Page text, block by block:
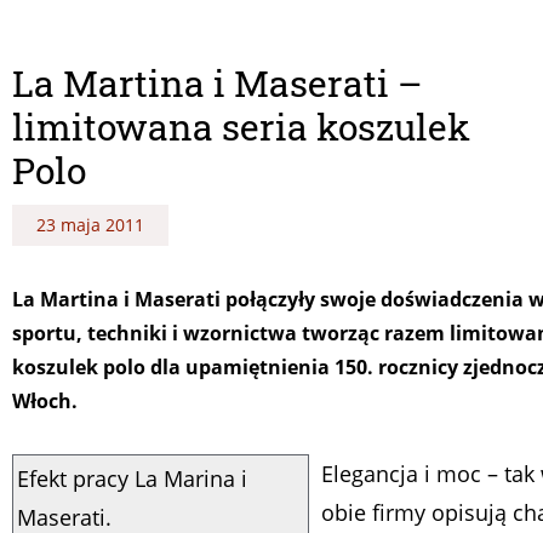
La Martina i Maserati –
limitowana seria koszulek
Polo
23 maja 2011
La Martina i Maserati połączyły swoje doświadczenia
sportu, techniki i wzornictwa tworząc razem
koszulek polo dla upamiętnienia 150. rocznicy
Włoch.
Efekt pracy La Marina i
Maserati.
Elegancja i moc –
obie firmy opisują